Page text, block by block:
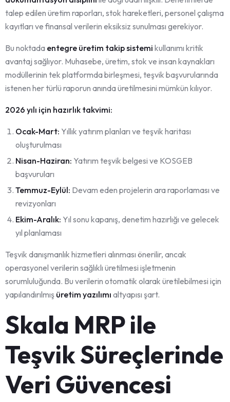
talep edilen üretim raporları, stok hareketleri, personel çalışma
kayıtları ve finansal verilerin eksiksiz sunulması gerekiyor.
Bu noktada entegre üretim takip sistemi kullanımı kritik
avantaj sağlıyor. Muhasebe, üretim, stok ve insan kaynakları
modüllerinin tek platformda birleşmesi, teşvik başvurularında
istenen her türlü raporun anında üretilmesini mümkün kılıyor.
2026 yılı için hazırlık takvimi:
Ocak-Mart: Yıllık yatırım planları ve teşvik haritası
oluşturulması
Nisan-Haziran: Yatırım teşvik belgesi ve KOSGEB
başvuruları
Temmuz-Eylül: Devam eden projelerin ara raporlaması ve
revizyonları
Ekim-Aralık: Yıl sonu kapanış, denetim hazırlığı ve gelecek
yıl planlaması
Teşvik danışmanlık hizmetleri alınması önerilir, ancak
operasyonel verilerin sağlıklı üretilmesi işletmenin
sorumluluğunda. Bu verilerin otomatik olarak üretilebilmesi için
yapılandırılmış üretim yazılımı altyapısı şart.
Skala MRP ile
Teşvik Süreçlerinde
Veri Güvencesi